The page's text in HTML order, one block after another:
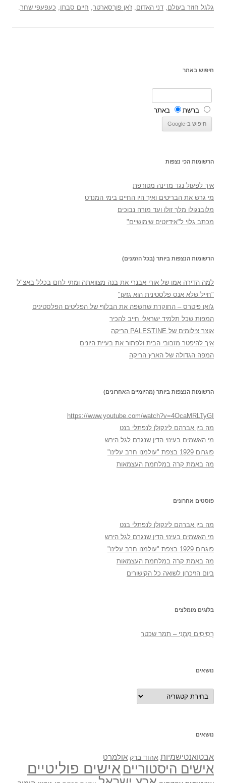
גלגל חוזר בעולם, דני האדום, ז'אן פוךסארטר, חיים סבתו, כעפעפי שחר.
חיפוש באתר
ברשת באתר
הרשומות הכי נצפות
איך לפעול נגד מדינה מטורפת
מי גרש את הבריטים ואיך היו החיים בימי המנדט
מלובנגולו מלך זולו ועד מורה נבוכים
מכתב גלוי ל"אידיוטים שימושיים"
הרשומות הנצפות ביותר (בכל הזמנים)
למה הדירה אמו של אורי אבנרי את בנה מצוואתה ומתי לחם בכלל באצ"ל
"חייל שלא אנס פלסטינית הוא גזען"
ג'ואן פיטרס – החוקרת שחשפה את הבלוף של הפליטים הפלסטינים
המפות שכל תלמיד ישראלי חייב להכיר
אוצר צילומים של PALESTINE הריקה
איך להיפטר מזבובי הבית ולפתור את בעיית היונים
המפה הגדולה של הארץ הריקה
הרשומות הנצפות ביותר (מהיומיים האחרונים)
https://www.youtube.com/watch?v=4OcaMRLTyGI
מה בין אברהם לינקולן לנפתלי בנט
מי האשמים בעינוי הדין שנגרם לגל הירש
פוגרום 1929 בצפת "עולמנו חרב עלינו"
מה באמת קרה במלחמת העצמאות
פוסטים אחרונים
מה בין אברהם לינקולן לנפתלי בנט
מי האשמים בעינוי הדין שנגרם לגל הירש
פוגרום 1929 בצפת "עולמנו חרב עלינו"
מה באמת קרה במלחמת העצמאות
ביום הזיכרון לשואה כל הקישורים
בלוגים מומלצים
רְסִיסִים מִמֶנִי – תמר שכטר
נושאים
נושאים
נושאים
אבטואנטישמיות אהוד ברק אולמרט
אישים היסטוריים אישים פוליטיים